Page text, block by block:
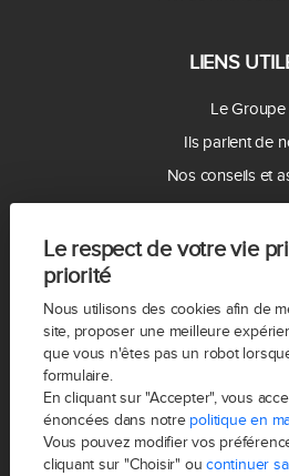
Le respect de votre vie
priorité
Nous utilisons des cookies afin de
site, proposer une meilleure
que vous n'êtes pas un robot
formulaire.
En cliquant sur "Accepter", vous
énoncées dans notre politique en
Vous pouvez modifier vos
cliquant sur "Choisir" oucontinuer
LIENS
Le Groupe
Ils parlent de
Nos conseils et
Rejoignez-
Nous
LES
Paris 15 FREDeLION
Paris 2 FREDēLION
Paris 3 FREDeLION
Paris 8